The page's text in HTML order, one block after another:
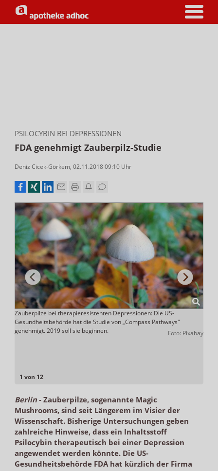
PSILOCYBIN BEI DEPRESSIONEN
FDA genehmigt Zauberpilz-Studie
Deniz Cicek-Görkem, 02.11.2018 09:10 Uhr
1 von 12
Zauberpilze bei therapieresistenten Depressionen: Die US-
Gesundheitsbehörde hat die Studie von „Compass Pathways"
genehmigt. 2019 soll sie beginnen.
Foto: Pixabay
Berlin- Zauberpilze, sogenannte Magic
Mushrooms, sind seit Längerem im Visier der
Wissenschaft. Bisherige Untersuchungen geben
zahlreiche Hinweise, dass ein Inhaltsstoff
Psilocybin therapeutisch bei einer Depression
angewendet werden könnte. Die US-
Gesundheitsbehörde FDA hat kürzlich der Firma